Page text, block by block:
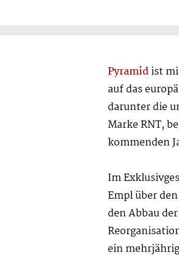
Pyramidist
auf das
darunter die
Marke RNT,
kommenden
Im
Empl über
den Abbau
ein